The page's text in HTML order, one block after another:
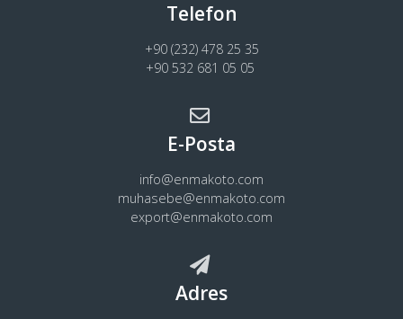
Telefon
+90 (232) 478 25 35
+90 532 681 05 05
E-Posta
info@enmakoto.com
muhasebe@enmakoto.com
export@enmakoto.com
Adres